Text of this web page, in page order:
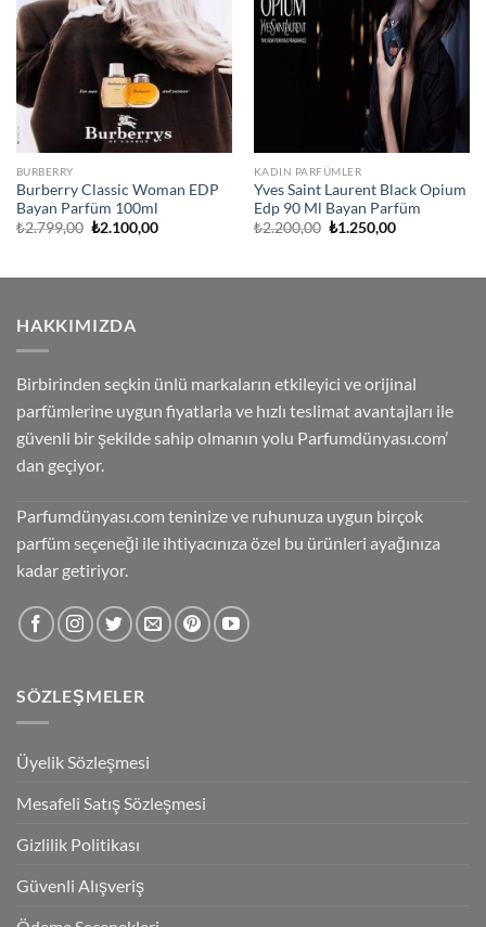
BURBERRY
Burberry Classic Woman EDP
Bayan Parfüm 100ml
₺2.799,00 Orijinal
₺2.100,00Şu
KADIN PARFÜMLER
Yves Saint Laurent Black Opium
Edp 90 Ml Bayan Parfüm
₺2.200,00 Orijinal
₺1.250,00Şu
HAKKIMIZDA
Birbirinden seçkin ünlü markaların etkileyici ve orijinal
parfümlerine uygun fiyatlarla ve hızlı teslimat avantajları ile
güvenli bir şekilde sahip olmanın yolu Parfumdünyası.com’
dan geçiyor.
Parfumdünyası.com teninize ve ruhunuza uygun birçok
parfüm seçeneği ile ihtiyacınıza özel bu ürünleri ayağınıza
kadar getiriyor.
SÖZLEŞMELER
Üyelik Sözleşmesi
Mesafeli Satış Sözleşmesi
Gizlilik Politikası
Güvenli Alışveriş